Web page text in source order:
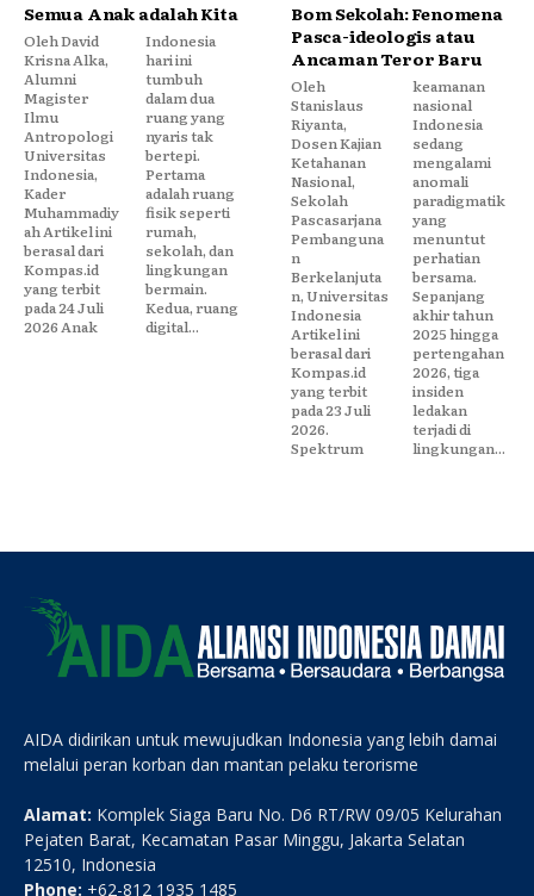
Semua Anak adalah Kita
Oleh David
Krisna Alka,
Alumni
Magister
Ilmu
Antropologi
Universitas
Indonesia,
Kader
Muhammadiy
ah Artikel ini
berasal dari
Kompas.id
yang terbit
pada 24 Juli
2026 Anak
Indonesia
hari ini
tumbuh
dalam dua
ruang yang
nyaris tak
bertepi.
Pertama
adalah ruang
fisik seperti
rumah,
sekolah, dan
lingkungan
bermain.
Kedua, ruang
digital...
Bom Sekolah: Fenomena
Pasca-ideologis atau
Ancaman Teror Baru
Oleh
Stanislaus
Riyanta,
Dosen Kajian
Ketahanan
Nasional,
Sekolah
Pascasarjana
Pembanguna
n
Berkelanjuta
n, Universitas
Indonesia
Artikel ini
berasal dari
Kompas.id
yang terbit
pada 23 Juli
2026.
Spektrum
keamanan
nasional
Indonesia
sedang
mengalami
anomali
paradigmatik
yang
menuntut
perhatian
bersama.
Sepanjang
akhir tahun
2025 hingga
pertengahan
2026, tiga
insiden
ledakan
terjadi di
lingkungan...
AIDA didirikan untuk mewujudkan Indonesia yang lebih damai
melalui peran korban dan mantan pelaku terorisme
Alamat: Komplek Siaga Baru No. D6 RT/RW 09/05 Kelurahan
Pejaten Barat, Kecamatan Pasar Minggu, Jakarta Selatan
12510, Indonesia
Phone: +62-812 1935 1485